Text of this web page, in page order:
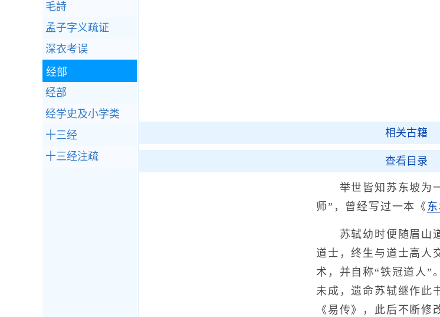
相关古籍
查看目录
举世皆知苏东坡为一
师”，曾经写过一本《
苏轼幼时便随眉山
道士，终生与道士高人
术，并自称“铁冠道人”
未成，遗命苏轼继作此
《易传》，此后不断
毛詩
孟子字义疏证
深衣考误
经部
经部
经学史及小学类
十三经
十三经注疏